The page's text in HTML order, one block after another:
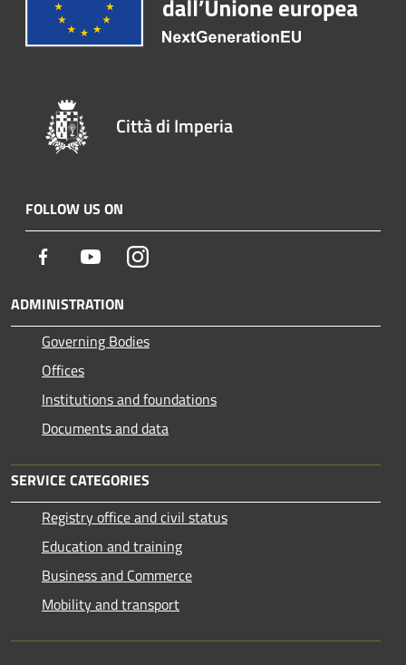
Città di Imperia
FOLLOW US ON
Facebook YoutubeInstagram
ADMINISTRATION
Governing Bodies
Offices
Institutions and foundations
Documents and data
SERVICE CATEGORIES
Registry office and civil status
Education and training
Business and Commerce
Mobility and transport